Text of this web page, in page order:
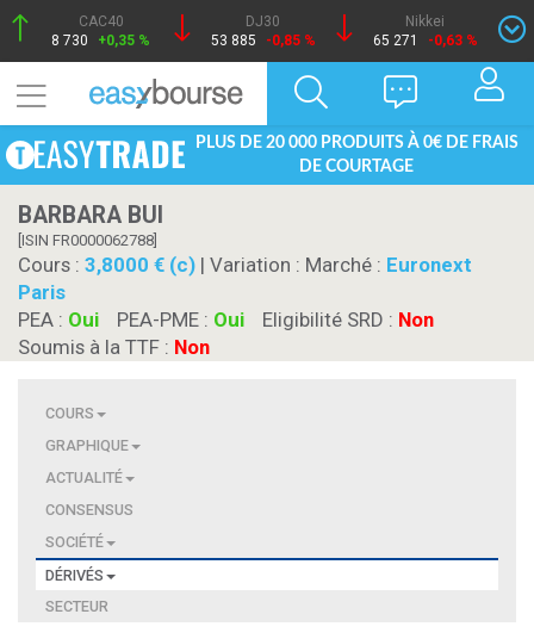
CAC40
8 730
+0,35 %
DJ30
53 885
-0,85 %
Nikkei
65 271
-0,63 %
PLUS DE 20 000 PRODUITS À 0€ DE FRAIS
DE COURTAGE
BARBARA BUI
[ISIN FR0000062788]
Cours : 3,8000 € (c) | Variation : Marché : Euronext
Paris
PEA : Oui PEA-PME : Oui Eligibilité SRD : Non
Soumis à la TTF : Non
COURS
GRAPHIQUE
ACTUALITÉ
CONSENSUS
SOCIÉTÉ
DÉRIVÉS
SECTEUR